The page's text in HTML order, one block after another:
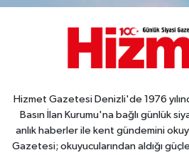
Hizmet Gazetesi Denizli'de 1976
Basın İlan Kurumu'na bağlı günlük
anlık haberler ile kent gündemini
Gazetesi; okuyucularından aldığı